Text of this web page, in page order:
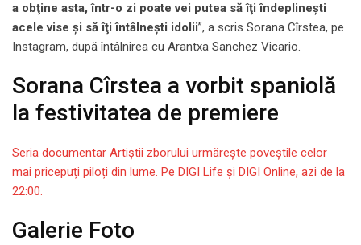
a obţine asta, într-o zi poate vei putea să îţi îndeplineşti
acele vise şi să îţi întâlneşti idolii”, a scris Sorana Cîrstea, pe
Instagram, după întâlnirea cu Arantxa Sanchez Vicario.
Sorana Cîrstea a vorbit spaniolă
la festivitatea de premiere
Seria documentar Artiștii zborului urmărește poveștile celor
mai pricepuți piloți din lume. Pe DIGI Life și DIGI Online, azi de la
22:00.
Galerie Foto